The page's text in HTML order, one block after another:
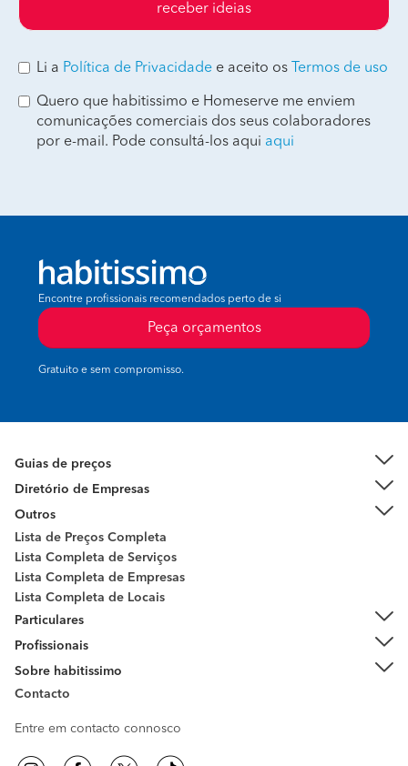
receber ideias
Li a Política de Privacidade e aceito os Termos de uso
Quero que habitissimo e Homeserve me enviem
comunicações comerciais dos seus colaboradores
por e-mail. Pode consultá-los aqui aqui
Encontre profissionais recomendados perto de si
Peça orçamentos
Gratuito e sem compromisso.
Guias de preços
Diretório de Empresas
Outros
Lista de Preços Completa
Lista Completa de Serviços
Lista Completa de Empresas
Lista Completa de Locais
Particulares
Profissionais
Sobre habitissimo
Contacto
Entre em contacto connosco